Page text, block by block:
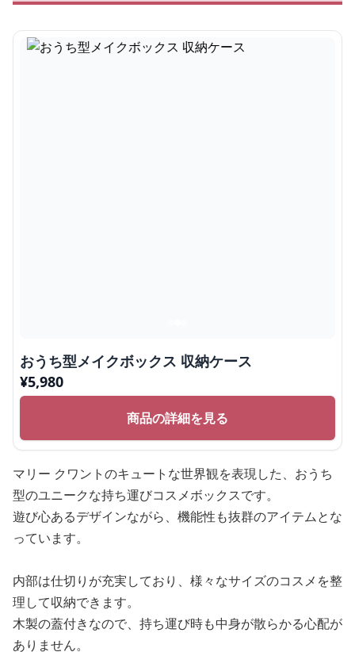
おうち型メイクボックス 収納ケース
¥5,980
商品の詳細を見る
マリー クワントのキュートな世界観を表現した、おうち
型のユニークな持ち運びコスメボックスです。
遊び心あるデザインながら、機能性も抜群のアイテムとな
っています。
内部は仕切りが充実しており、様々なサイズのコスメを整
理して収納できます。
木製の蓋付きなので、持ち運び時も中身が散らかる心配が
ありません。